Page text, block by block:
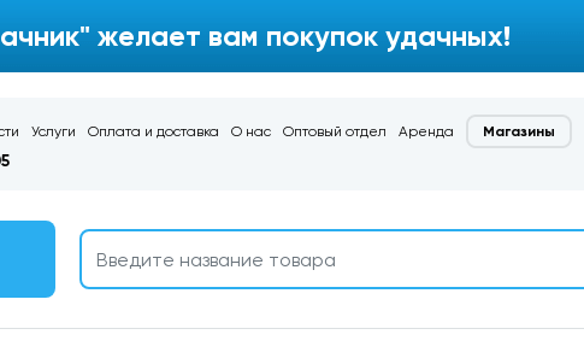
желает вам покупок удачных!
Услуги Оплата и доставка О нас Оптовый отдел Аренда Магазины